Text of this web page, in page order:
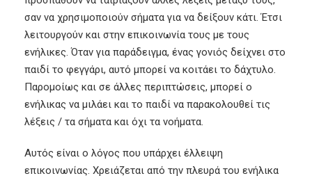
σαν να χρησιμοποιούν σήματα για να δείξουν κάτι. Έτσι
λειτουργούν και στην επικοινωνία τους με τους
ενήλικες. Όταν για παράδειγμα, ένας γονιός δείχνει στο
παιδί το φεγγάρι, αυτό μπορεί να κοιτάει το δάχτυλο.
Παρομοίως και σε άλλες περιπτώσεις, μπορεί ο
ενήλικας να μιλάει και το παιδί να παρακολουθεί τις
λέξεις / τα σήματα και όχι τα νοήματα.
Αυτός είναι ο λόγος που υπάρχει έλλειψη
επικοινωνίας. Χρειάζεται από την πλευρά του ενήλικα